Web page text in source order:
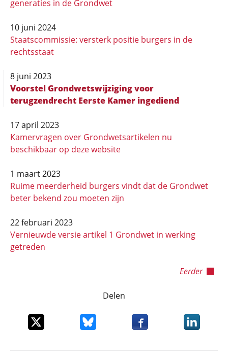
generaties in de Grondwet
10 juni 2024
Staatscommissie: versterk positie burgers in de
rechtsstaat
8 juni 2023
Voorstel Grondwetswijziging voor
terugzendrecht Eerste Kamer ingediend
17 april 2023
Kamervragen over Grondwetsartikelen nu
beschikbaar op deze website
1 maart 2023
Ruime meerderheid burgers vindt dat de Grondwet
beter bekend zou moeten zijn
22 februari 2023
Vernieuwde versie artikel 1 Grondwet in werking
getreden
Eerder
Delen
Deel dit item op XDeel dit item op Bluesky
Deel dit item opDeel dit